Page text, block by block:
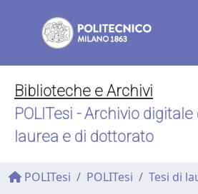
Biblioteche e Archivi
POLITesi - Archivio
laurea e di dottorato
POLITesi POLITesi Tesi di